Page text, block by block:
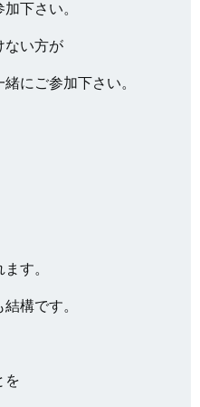
下さい。
ない方が
にご参加下さい。
す。
構です。
を